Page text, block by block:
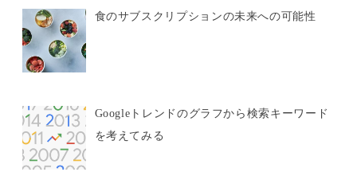
食のサブスクリプションの未来への可能性
Googleトレンドのグラフから検索キーワード
を考えてみる